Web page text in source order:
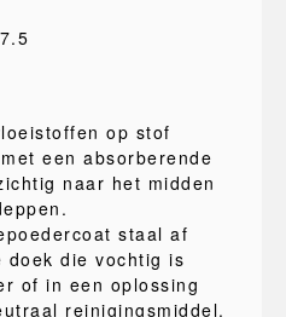
op stof
een absorberende
naar het midden
staal af
doek die vochtig is
of in een oplossing
reinigingsmiddel.